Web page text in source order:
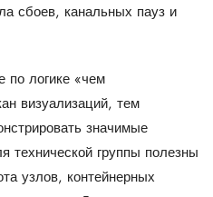
сбоев, канальных пауз и
по логике «чем
визуализаций, тем
значимые
технической группы полезны
узлов, контейнерных